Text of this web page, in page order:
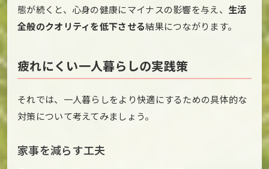
態が続くと、心身の健康にマイナスの影響を与え、 生活
全般のクオリティを低下させる結果につながります。
疲れにくい一人暮らしの実践策
それでは、一人暮らしをより快適にするための具体的な
対策について考えてみましょう。
家事を減らす工夫